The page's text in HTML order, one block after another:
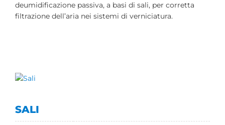
deumidificazione passiva, a basi di sali, per corretta
filtrazione dell’aria nei sistemi di verniciatura.
SALI